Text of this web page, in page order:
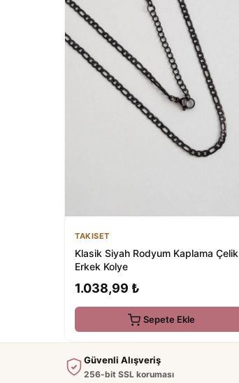
TAKISET
Klasik Siyah Rodyum Kaplama Çelik
Erkek Kolye
1.038,99 ₺
Sepete Ekle
Güvenli Alışveriş
256-bit SSL koruması